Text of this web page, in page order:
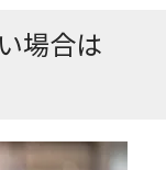
場合は